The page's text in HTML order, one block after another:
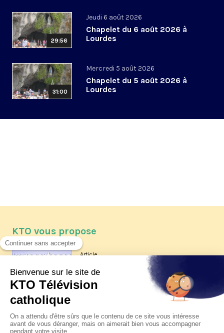
29:56
Jeudi 6 août 2026
Chapelet du 6 août 2026 à
Lourdes
31:00
Mercredi 5 août 2026
Chapelet du 5 août 2026 à
Lourdes
KTO vous propose
Article
Les reportages d'été 2026 de KTO
La visite pastorale du pape Léon
XIV à Assise à suivre sur KTO le
jeudi 6 août